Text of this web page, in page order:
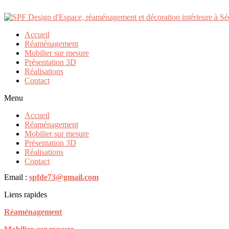
Accueil
Réaménagement
Mobilier sur mesure
Présentation 3D
Réalisations
Contact
Menu
Accueil
Réaménagement
Mobilier sur mesure
Présentation 3D
Réalisations
Contact
20b19633-af48-435a-9943-
Publié par730370le03/03/2022
Coordonnées
5 rue Saint Jean-Baptiste
73700 Séez
Téléphone :06.46.29.52.50
Email : spfde73@gmail.com
Liens rapides
Réaménagement